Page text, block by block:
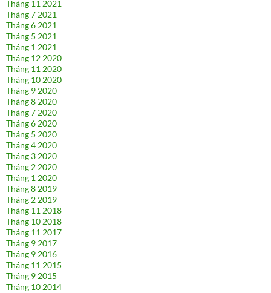
Tháng 11 2021
Tháng 7 2021
Tháng 6 2021
Tháng 5 2021
Tháng 1 2021
Tháng 12 2020
Tháng 11 2020
Tháng 10 2020
Tháng 9 2020
Tháng 8 2020
Tháng 7 2020
Tháng 6 2020
Tháng 5 2020
Tháng 4 2020
Tháng 3 2020
Tháng 2 2020
Tháng 1 2020
Tháng 8 2019
Tháng 2 2019
Tháng 11 2018
Tháng 10 2018
Tháng 11 2017
Tháng 9 2017
Tháng 9 2016
Tháng 11 2015
Tháng 9 2015
Tháng 10 2014